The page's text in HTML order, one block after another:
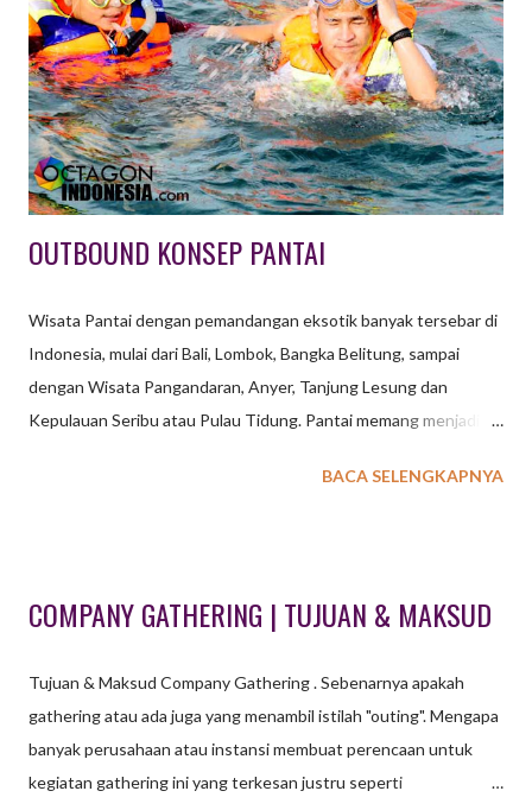
dan tidak beracun, sedangkan senjata yang digunakan untuk
menembakkannya biasa disebut paintball marker atau paintball
gun. Peralatan lain yang harus ada ialah masker pelindung wajah.
Selain untuk permainan, teknologi Paintball juga digunakan
sebagai simulasi / latihan militer yang lebi...
OUTBOUND KONSEP PANTAI
Wisata Pantai dengan pemandangan eksotik banyak tersebar di
Indonesia, mulai dari Bali, Lombok, Bangka Belitung, sampai
dengan Wisata Pangandaran, Anyer, Tanjung Lesung dan
Kepulauan Seribu atau Pulau Tidung. Pantai memang menjadi
keindahan maupun kenyamanan. Tidak perlu games yang
GATHERING DENGAN KONSEP PANTAI Suara deburan ombak
panorama saat kita berada di pantai. Beberapa aktifitas olah raga
air atau yang dikenal dengan istilah watersport menjadi aktifitas
wajib bagi para pelancong atau wisatawan. Snorkeling, Jetski,
Banana Boat, Sea Kayak, Pedal Boat atau hanya sekedar
BACA SELENGKAPNYA
COMPANY GATHERING | TUJUAN & MAKSUD
Tujuan & Maksud Company Gathering . Sebenarnya apakah
gathering atau ada juga yang menambil istilah "outing". Mengapa
banyak perusahaan atau instansi membuat perencaan untuk
kegiatan gathering ini yang terkesan justru seperti